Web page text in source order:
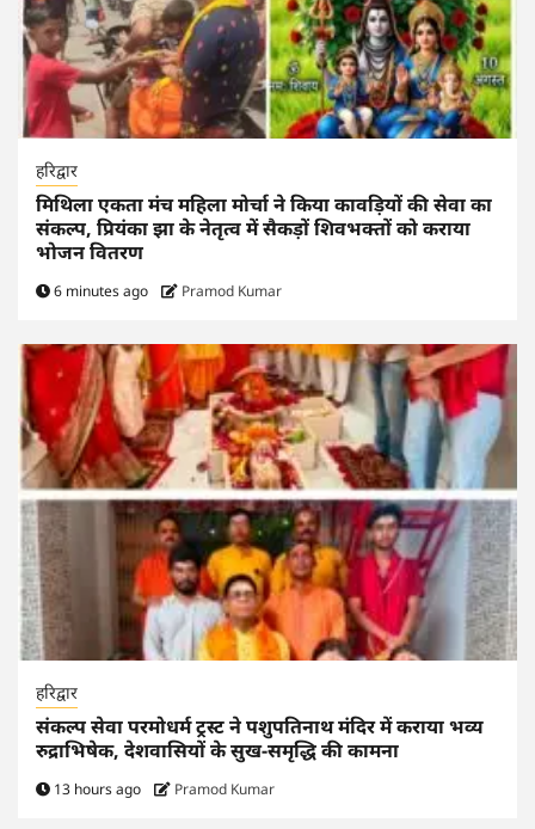
हरिद्वार
मिथिला एकता मंच महिला मोर्चा ने किया कावड़ियों की सेवा का
संकल्प, प्रियंका झा के नेतृत्व में सैकड़ों शिवभक्तों को कराया
भोजन वितरण
6 minutes ago Pramod Kumar
हरिद्वार
संकल्प सेवा परमोधर्म ट्रस्ट ने पशुपतिनाथ मंदिर में कराया भव्य
रुद्राभिषेक, देशवासियों के सुख-समृद्धि की कामना
13 hours ago Pramod Kumar